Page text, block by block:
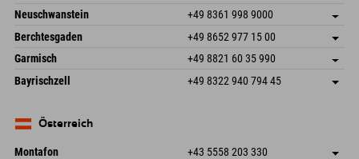
An der Breitach 3
Deutschland
Adresse speichern
Buchen
Neuschwanstein +49 8361 998 9000
An der Riese 45
87484 Nesselwang im Allgäu
Deutschland
Adresse speichern
Anreiseinfos
Buchen
Berchtesgaden +49 8652 977 15 00
Hofreitstr. 7
Deutschland
Adresse speichern
Buchen
Garmisch +49 8821 60 35 990
Frickenstraße 22
82490 Farchant
Adresse speichern
Anreiseinfos
Bayrischzell +49 8322 940 794 45
Deutschland
Österreich
Montafon +43 5558 203 330